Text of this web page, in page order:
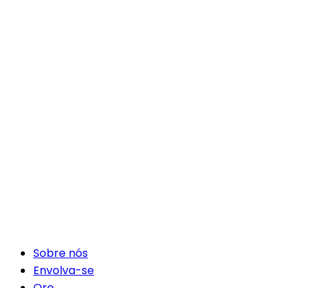
Sobre nós
Envolva-se